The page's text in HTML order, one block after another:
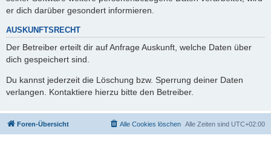
er dich darüber gesondert informieren.
AUSKUNFTSRECHT
Der Betreiber erteilt dir auf Anfrage Auskunft, welche Daten über
dich gespeichert sind.
Du kannst jederzeit die Löschung bzw. Sperrung deiner Daten
verlangen. Kontaktiere hierzu bitte den Betreiber.
Foren-Übersicht Alle Zeiten sind UTC+02:00
Alle Cookies löschen